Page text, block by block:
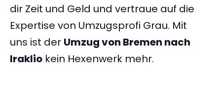
dir Zeit und Geld und vertraue auf die
Expertise von Umzugsprofi Grau. Mit
uns ist der Umzug von Bremen nach
Iraklio kein Hexenwerk mehr.